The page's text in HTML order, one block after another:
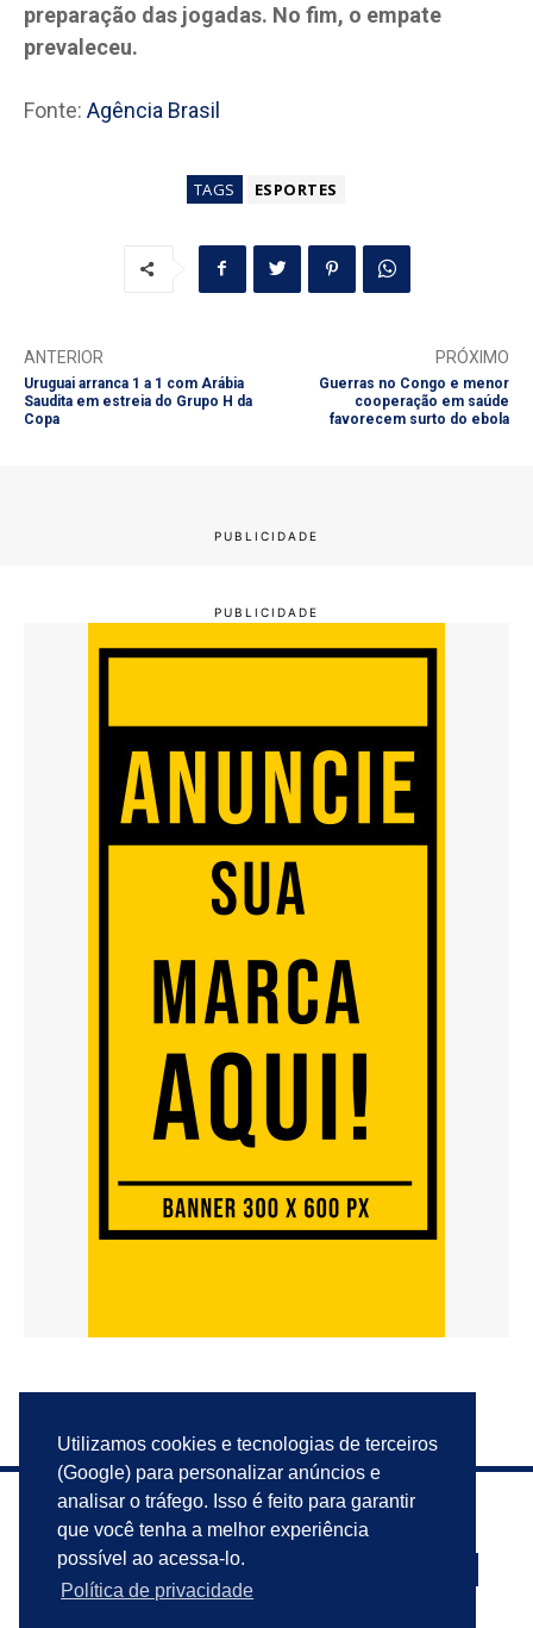
Utilizamos cookies e tecnologias de terceiros
(Google) para personalizar anúncios e
analisar o tráfego. Isso é feito para garantir
que você tenha a melhor experiência
possível ao acessa-lo.
Política de privacidade
preparação das jogadas. No fim, o empate
prevaleceu.
Fonte: Agência Brasil
TAGS ESPORTES
ANTERIOR
Uruguai arranca 1 a 1 com Arábia
Saudita em estreia do Grupo H da
Copa
PRÓXIMO
Guerras no Congo e menor
cooperação em saúde
favorecem surto do ebola